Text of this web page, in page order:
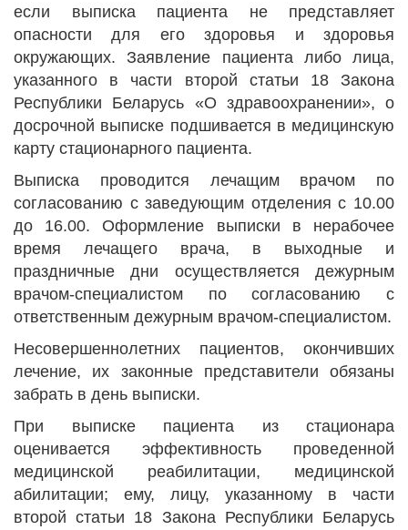
если выписка пациента не представляет
опасности для его здоровья и здоровья
окружающих. Заявление пациента либо лица,
указанного в части второй статьи 18 Закона
Республики Беларусь «О здравоохранении», о
досрочной выписке подшивается в медицинскую
карту стационарного пациента.
Выписка проводится лечащим врачом по
согласованию с заведующим отделения с 10.00
до 16.00. Оформление выписки в нерабочее
время лечащего врача, в выходные и
праздничные дни осуществляется дежурным
врачом-специалистом по согласованию с
ответственным дежурным врачом-специалистом.
Несовершеннолетних пациентов, окончивших
лечение, их законные представители обязаны
забрать в день выписки.
При выписке пациента из стационара
оценивается эффективность проведенной
медицинской реабилитации, медицинской
абилитации; ему, лицу, указанному в части
второй статьи 18 Закона Республики Беларусь